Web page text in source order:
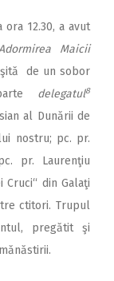
12.30, a avut
Maicii
de un sobor
delegatul8
al Dunării de
nostru; pc. pr.
pr. Laurenţiu
din Galaţi
ctitori. Trupul
pregătit şi